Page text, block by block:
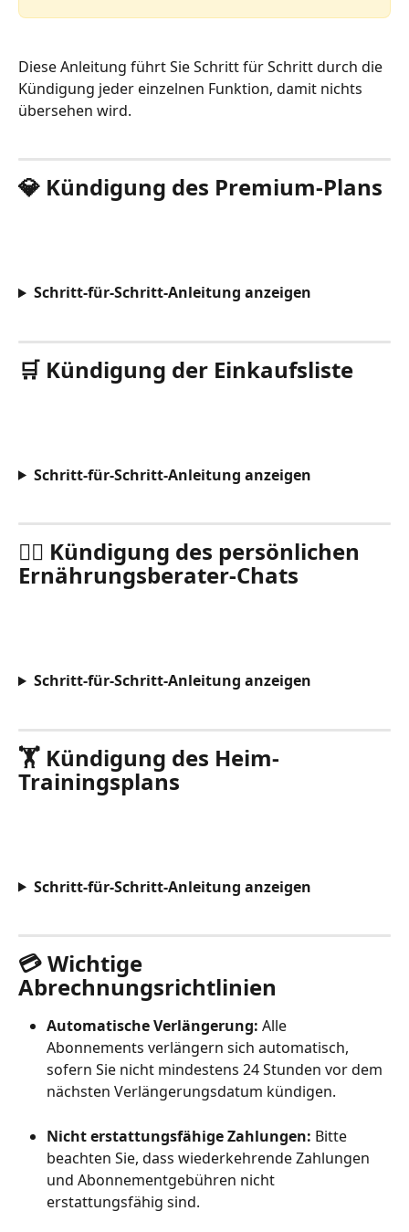
Diese Anleitung führt Sie Schritt für Schritt durch die
Kündigung jeder einzelnen Funktion, damit nichts
übersehen wird.
💎 Kündigung des Premium-Plans
Schritt-für-Schritt-Anleitung anzeigen
🛒 Kündigung der Einkaufsliste
Schritt-für-Schritt-Anleitung anzeigen
🧑‍⚕️ Kündigung des persönlichen
Ernährungsberater-Chats
Schritt-für-Schritt-Anleitung anzeigen
🏋️ Kündigung des Heim-
Trainingsplans
Schritt-für-Schritt-Anleitung anzeigen
💳 Wichtige
Abrechnungsrichtlinien
Automatische Verlängerung: Alle
Abonnements verlängern sich automatisch,
sofern Sie nicht mindestens 24 Stunden vor dem
nächsten Verlängerungsdatum kündigen.
Nicht erstattungsfähige Zahlungen: Bitte
beachten Sie, dass wiederkehrende Zahlungen
und Abonnementgebühren nicht
erstattungsfähig sind.